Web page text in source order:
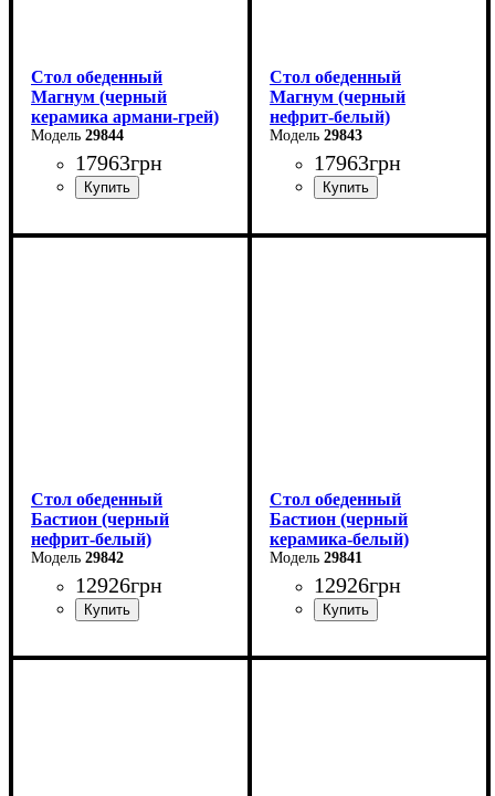
Стол обеденный
Магнум (черный
керамика армани-грей)
29844
17963грн
Ширина: 180 (+80) см
Стол обеденный
Магнум (черный
нефрит-белый)
29843
17963грн
Ширина: 180 (+80) см
Стол обеденный
Бастион (черный
нефрит-белый)
29842
12926грн
Ширина: 140 (+60) см
Стол обеденный
Бастион (черный
керамика-белый)
29841
12926грн
Ширина: 140 (+60) см